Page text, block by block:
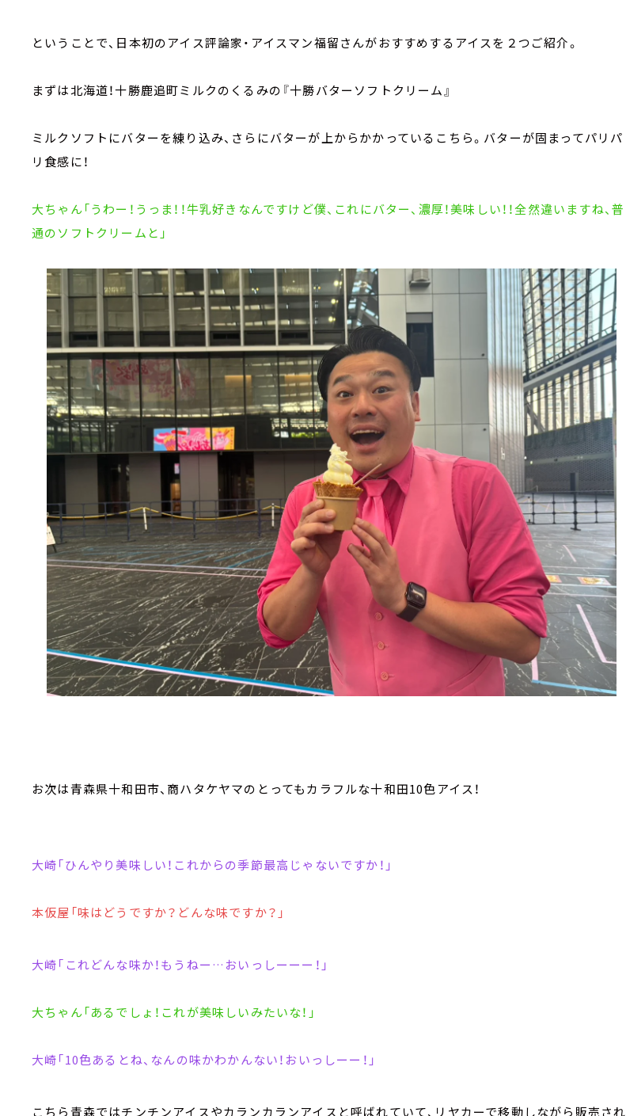
ということで、日本初のアイス評論家・アイスマン福留さんがおすすめするアイスを２つご紹介。
まずは北海道！十勝鹿追町ミルクのくるみの『十勝バターソフトクリーム』
ミルクソフトにバターを練り込み、さらにバターが上からかかっているこちら。バターが固まってパリパ
リ食感に！
大ちゃん「うわー！うっま！！牛乳好きなんですけど僕、これにバター、濃厚！美味しい！！全然違いますね、普
通のソフトクリームと」
お次は青森県十和田市、商ハタケヤマのとってもカラフルな十和田10色アイス！
大崎「ひんやり美味しい！これからの季節最高じゃないですか！」
本仮屋「味はどうですか？どんな味ですか？」
大崎「これどんな味か！もうねー…おいっしーーー！」
大ちゃん「あるでしょ！これが美味しいみたいな！」
大崎「10色あるとね、なんの味かわかんない！おいっしーー！」
こちら青森ではチンチンアイスやカランカランアイスと呼ばれていて、リヤカーで移動しながら販売され